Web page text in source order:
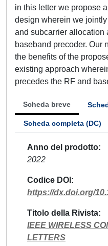
in this letter we propose
design wherein we
and subcarrier allocation
baseband precoder. Our
the benefits of the
existing approach
precedes the RF and
Scheda breve
Scheda completa (DC)
Anno del prodotto
2022
Codice DOI
https://dx.doi.org/
Titolo della Rivista
IEEE WIRELESS
LETTERS